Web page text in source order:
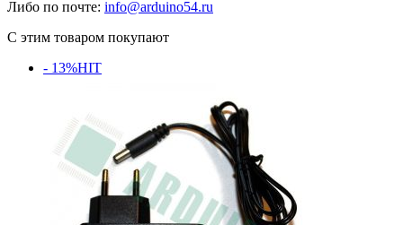
Либо по почте: info@arduino54.ru
С этим товаром покупают
- 13%HIT